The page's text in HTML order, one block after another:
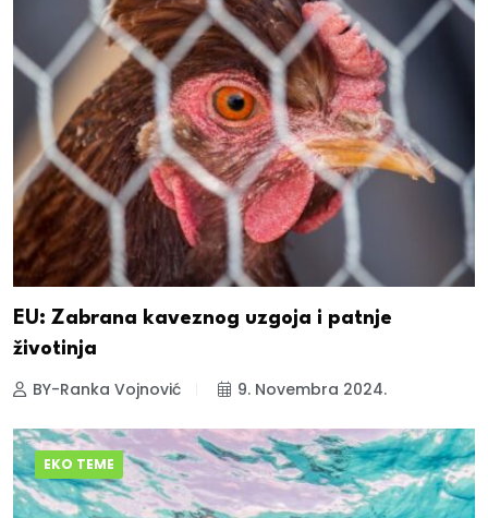
EU: Zabrana kaveznog uzgoja i patnje
životinja
BY-Ranka Vojnović 9. Novembra 2024.
EKO TEME